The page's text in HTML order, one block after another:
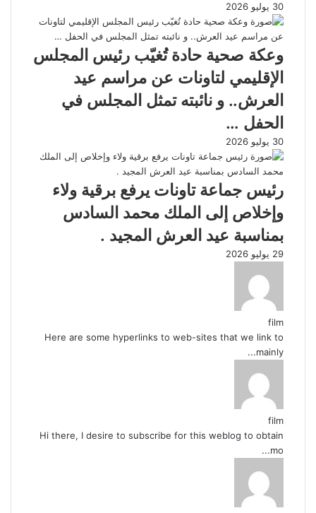
30 يوليو 2026
وعكة صحية حادة تُغيّب رئيس المجلس
الإقليمي لتاونات عن مراسم عيد
العرش.. و نائبته تمثل المجلس في
الحفل …
30 يوليو 2026
رئيس جماعة تاونات يرفع برقية ولاء
وإخلاص إلى الملك محمد السادس
بمناسبة عيد العرش المجيد .
29 يوليو 2026
film
Here are some hyperlinks to web-sites that we link to
mainly...
film
Hi there, I desire to subscribe for this weblog to obtain
mo...